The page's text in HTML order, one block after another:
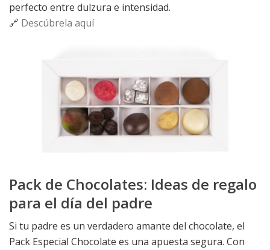
perfecto entre dulzura e intensidad.
🔗 Descúbrela aquí
Pack de Chocolates: Ideas de regalo
para el día del padre
Si tu padre es un verdadero amante del chocolate, el
Pack Especial Chocolate es una apuesta segura. Con